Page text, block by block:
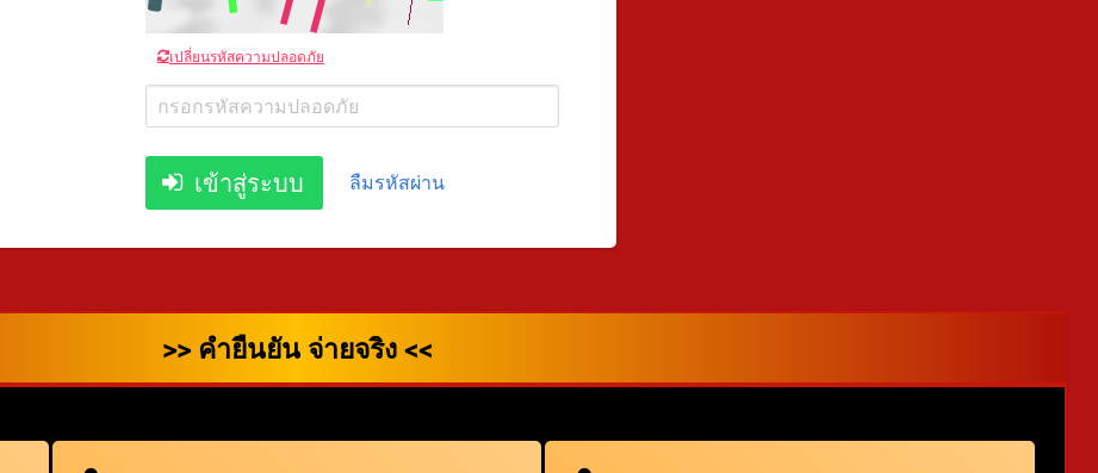
เปลี่ยนรหัสความปลอดภัย
เข้าสู่ระบบ ลืมรหัสผ่าน
>> คำยืนยัน จ่ายจริง <<